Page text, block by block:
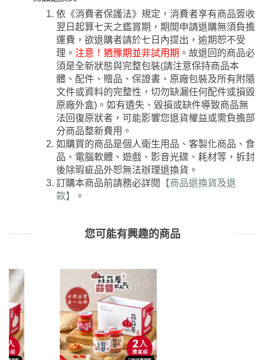
依《消費者保護法》規定，消費者享有商品簽收
翌日起算七天之鑑賞期，期間申請退購無須負擔
運費，欲退購者請於七日內提出，逾期恕不受
理。 注意！猶豫期並非試用期 。故退回的商品必
須是全新狀態與完整包裝(請注意保持商品本
體、配件、贈品、保證書、原廠包裝及所有附隨
文件或資料的完整性，切勿缺漏任何配件或損毀
原廠外盒)。如有遺失、毀損或缺件導致商品無
法回復原狀者，可能影響您退貨權益或需負擔部
分商品整新費用。
如購買的商品是個人衛生用品、客製化商品、食
品、電腦軟體、遊戲、影音光碟、耗材等，拆封
後除瑕疵品外恕無法辦理退換貨。
訂購本商品前請務必詳閱
【商品退換貨及退
款】
。
您可能有興趣的商品